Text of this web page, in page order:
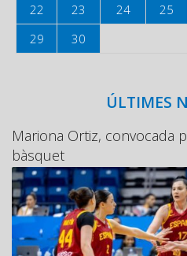
22
23 24 25
29
30
ÚLTIMES
Mariona Ortiz, convocada
bàsquet